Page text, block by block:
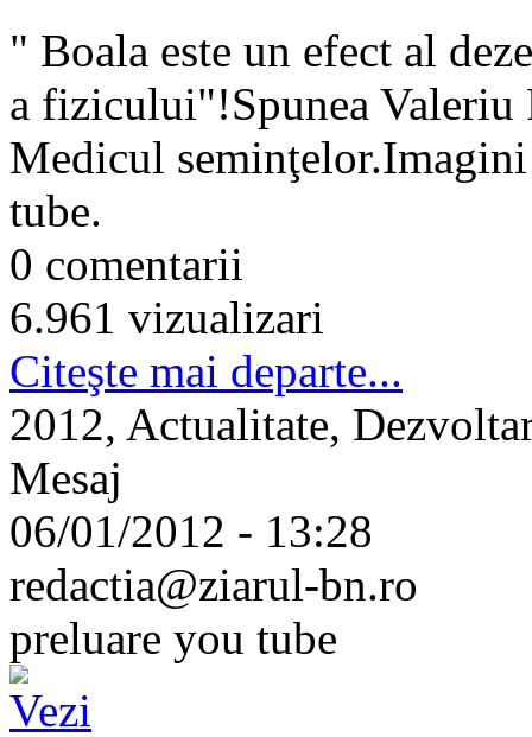
" Boala este un efect al
a fizicului"!Spunea Valeriu
Medicul
tube.
0 comentarii
6.961 vizualizari
Citeşte mai departe...
2012, Actualitate,
Mesaj
06/01/2012 - 13:28
redactia@ziarul-bn.ro
preluare you tube